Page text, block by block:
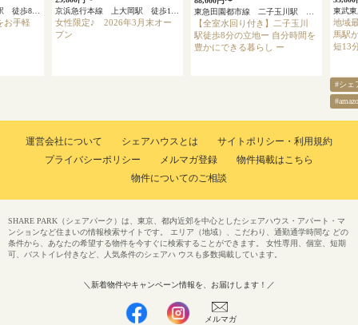
お手軽
女性限定♪ 2026年3月末オー
プン
【全室水回り付き】二子玉川
駅徒歩8分の立地ー 自分時間を
豊かにできる暮らし ー
地域
馬駅
短13
#シェ
運営会社について シェアハウスとは
サイトポリシー・利用規約
プライバシーポリシー
メルマガ登録
物件掲載はこちら
物件についてのご相談
SHARE PARK（シェアパーク）は、東京、都内近郊を中心としたシェアハウス・アパート・マ
ンションなど住まいの情報検索サイトです。 エリア（地域）、こだわり、通勤通学時間な どの
条件から、あなたの希望する物件を今すぐに検索することができます。 女性専用、個室、短期
可、バストイレ付きなど、人気条件のシェアハ ウスも多数掲載しています。
＼新着物件やキャンペーン情報を、お届けします！／
メルマガ